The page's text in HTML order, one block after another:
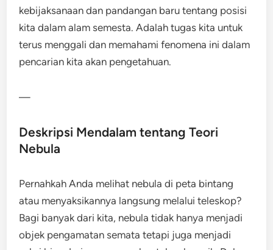
kebijaksanaan dan pandangan baru tentang posisi
kita dalam alam semesta. Adalah tugas kita untuk
terus menggali dan memahami fenomena ini dalam
pencarian kita akan pengetahuan.
—
Deskripsi Mendalam tentang Teori
Nebula
Pernahkah Anda melihat nebula di peta bintang
atau menyaksikannya langsung melalui teleskop?
Bagi banyak dari kita, nebula tidak hanya menjadi
objek pengamatan semata tetapi juga menjadi